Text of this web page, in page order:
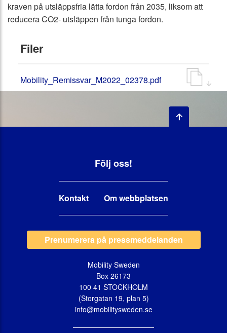
kraven på utsläppsfria lätta fordon från 2035, liksom att
reducera CO2- utsläppen från tunga fordon.
Filer
Mobility_Remissvar_M2022_02378.pdf
Följ oss!
Kontakt Om webbplatsen
Prenumerera på pressmeddelanden
Mobility Sweden
Box 26173
100 41 STOCKHOLM
(Storgatan 19, plan 5)
info@mobilitysweden.se